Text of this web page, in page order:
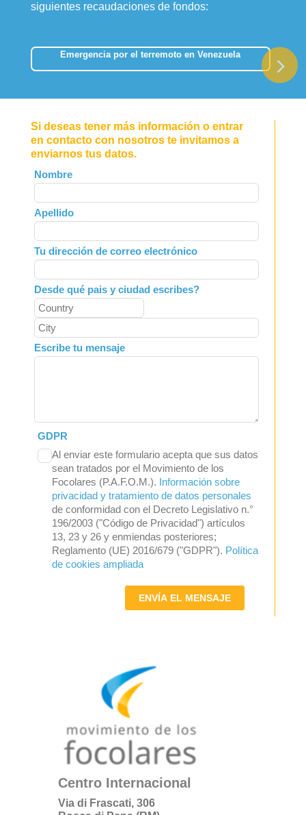
siguientes recaudaciones de fondos:
Emergencia por el terremoto en Venezuela
Si deseas tener más información o entrar
en contacto con nosotros te invitamos a
enviarnos tus datos.
Leave
this
field
blank
Nombre
Apellido
Tu dirección de correo electrónico
Desde qué pais y ciudad escribes?
Escribe tu mensaje
GDPR
Al enviar este formulario acepta que sus datos
sean tratados por el Movimiento de los
Focolares (P.A.F.O.M.). Información sobre
privacidad y tratamiento de datos personales
de conformidad con el Decreto Legislativo n.°
196/2003 ("Código de Privacidad") artículos
13, 23 y 26 y enmiendas posteriores;
Reglamento (UE) 2016/679 ("GDPR"). Política
de cookies ampliada
ENVÍA EL MENSAJE
Centro Internacional
Via di Frascati, 306